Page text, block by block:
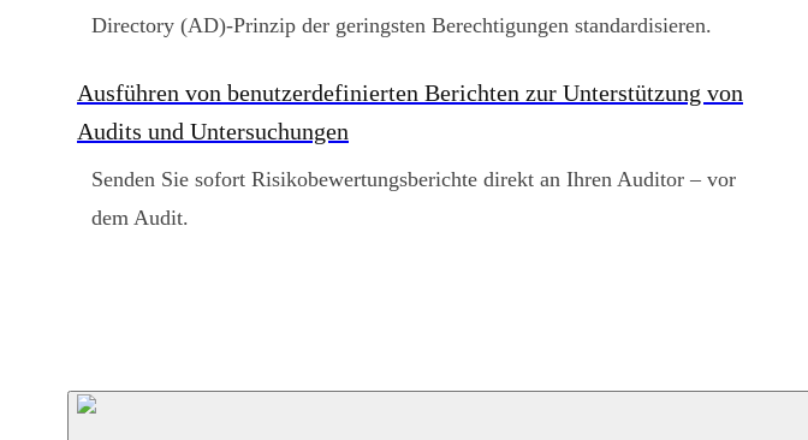
Directory (AD)-Prinzip der geringsten Berechtigungen standardisieren.
Ausführen von benutzerdefinierten Berichten zur Unterstützung von
Audits und Untersuchungen
Senden Sie sofort Risikobewertungsberichte direkt an Ihren Auditor – vor
dem Audit.